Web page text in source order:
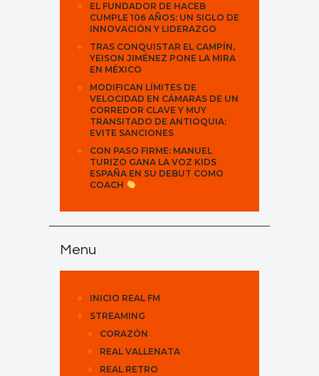
EL FUNDADOR DE HACEB
CUMPLE 106 AÑOS: UN SIGLO DE
INNOVACIÓN Y LIDERAZGO
TRAS CONQUISTAR EL CAMPÍN,
YEISON JIMÉNEZ PONE LA MIRA
EN MÉXICO
MODIFICAN LÍMITES DE
VELOCIDAD EN CÁMARAS DE UN
CORREDOR CLAVE Y MUY
TRANSITADO DE ANTIOQUIA:
EVITE SANCIONES
CON PASO FIRME: MANUEL
TURIZO GANA LA VOZ KIDS
ESPAÑA EN SU DEBUT COMO
COACH
Menu
INICIO REAL FM
STREAMING
CORAZÓN
REAL VALLENATA
REAL RETRO